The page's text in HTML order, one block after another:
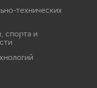
технических
спорта и